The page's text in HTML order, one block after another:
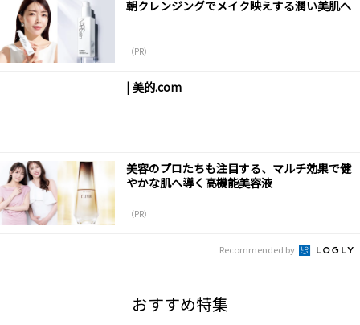
朝クレンジングでメイク映えする潤い美肌へ
（PR）
| 美的.com
美容のプロたちも注目する、マルチ効果で健
やかな肌へ導く高機能美容液
（PR）
Recommended by
おすすめ特集